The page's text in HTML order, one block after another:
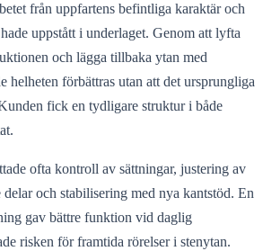
från uppfartens befintliga karaktär och
uppstått i underlaget. Genom att lyfta
och lägga tillbaka ytan med
helheten förbättras utan att det ursprungliga
fick en tydligare struktur i både
ofta kontroll av sättningar, justering av
och stabilisering med nya kantstöd. En
gav bättre funktion vid daglig
risken för framtida rörelser i stenytan.